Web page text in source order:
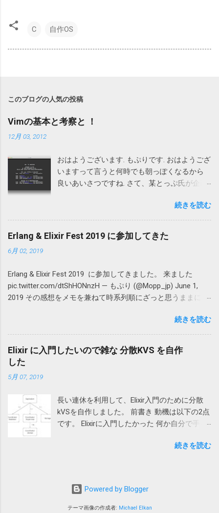
C 自作OS
このブログの人気の投稿
Vimの基本と考察と ！
12月 03, 2012
おはようございます. もぷりです. おはようござ
いますって言うと何時でも朝っぽくなるから
良いあいさつですね. さて、某とっぷ氏が企画
Vimについて書きます. といっても、いつもの
ような設定ファイルなどではつまらないので
私的な考察や以前からまとめて見たかった
HowToVimなど書いてみます. Mac, Unix系向け
えて、近いうちにAizuの地でVim勉強会を開催
しようと考えていますので その時の資料にも
なればいいかなあなどと考えています :) はじ
設定をいじったりコマンドを叩いていると楽
しいです. 大したプログラムは書けませんので
あしからず。 なんでVim使ってるの？すぐに
時にemacsとVimという二大宗派があるらしい
ということを知り sshで便利だし、名前もこっ
ちのがいい響きかなとかそんな適当な感じで
使い始めた気がします. で、使ってみるとなか
が、 残念なことに大学ではemacsがデファク
続きを読む
Erlang & Elixir Fest 2019 に参加してきた
6月 02, 2019
Erlang & Elixir Fest 2019 に参加してきました。 来ました
pic.twitter.com/dtShHONnzH — もぷり (@Mopp_jp) June 1,
2019 その感想をメモを兼ねて時系列順にざっと思うままに書
れていたようですが、自分は今回が初参加でした。 場所は永
田町で、10時開場、10:30セッション開始というスケジュール
で、10:10くらいに入場しました。 会場は縦に長く、中央にプ
ロジェクターのスクリーンが1枚という構成でした。 後ろの
方に座るとスライドがよく見えないだろうと思ったので前の
方の席を探すと中央の前から2番目というかなりのいい席に座
よかったです。 セッション 超並列高速実行処理系 Hastega 〜
Lonestar ElixirConf 凱旋帰国 本日の Erlang & Elixir Fest 2019
の発表資料を公開します。 #elixirfest https://t.co/OFdnRXZlaA
— Susumu Yamazaki (@zacky1972) June 1, 2019 一つ目の発表
はHastegaというElixirのコードをOpenCLに変換して分散処理
defhastegaというマクロで囲んだ中にあるEnum.mapなどが変
換され、並列処理されるようになるそうです。また、将来は
defhastegaマクロを使わずに、できそうなところは変換する
続きを読む
Elixir に入門したいので雑な 分散KVS を自作
した
5月 07, 2019
長い連休を利用して、Elixir入門のために分散
kVSを自作しました。 前書き 動機は以下の2点
です。 Elixirに入門したかった 何か自分で手を
ErlangVM上の言語であるElixirが前から気にな
る Elixir入門の連載を開始(Elixir入門もくじ) -
DEV Community 👩‍💻👨‍💻 を参考にしました。
続きを読む
Powered by Blogger
テーマ画像の作成者: Michael Elkan